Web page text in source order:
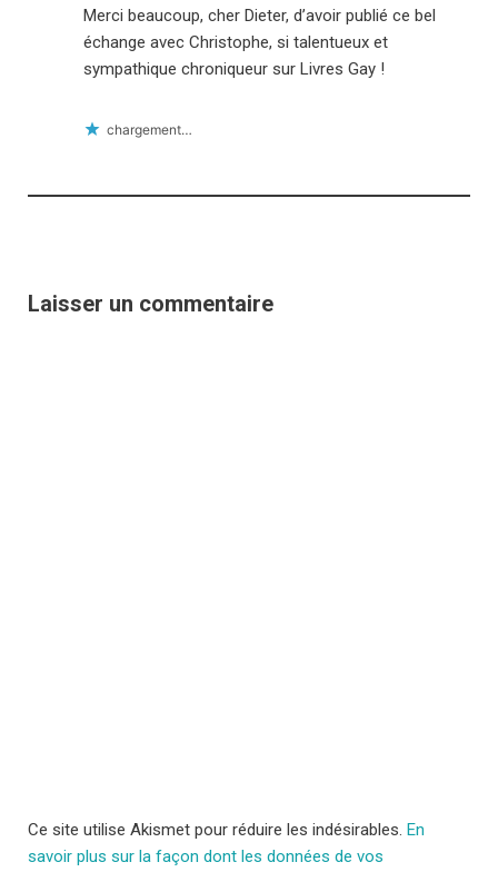
Merci beaucoup, cher Dieter, d’avoir publié ce bel
échange avec Christophe, si talentueux et
sympathique chroniqueur sur Livres Gay !
chargement…
Laisser un commentaire
Ce site utilise Akismet pour réduire les indésirables. En
savoir plus sur la façon dont les données de vos